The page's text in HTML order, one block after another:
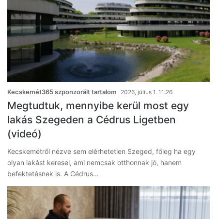
Kecskemét365 szponzorált tartalom 2026, július 1. 11:26
Megtudtuk, mennyibe kerül most egy
lakás Szegeden a Cédrus Ligetben
(videó)
Kecskemétről nézve sem elérhetetlen Szeged, főleg ha egy
olyan lakást keresel, ami nemcsak otthonnak jó, hanem
befektetésnek is. A Cédrus…